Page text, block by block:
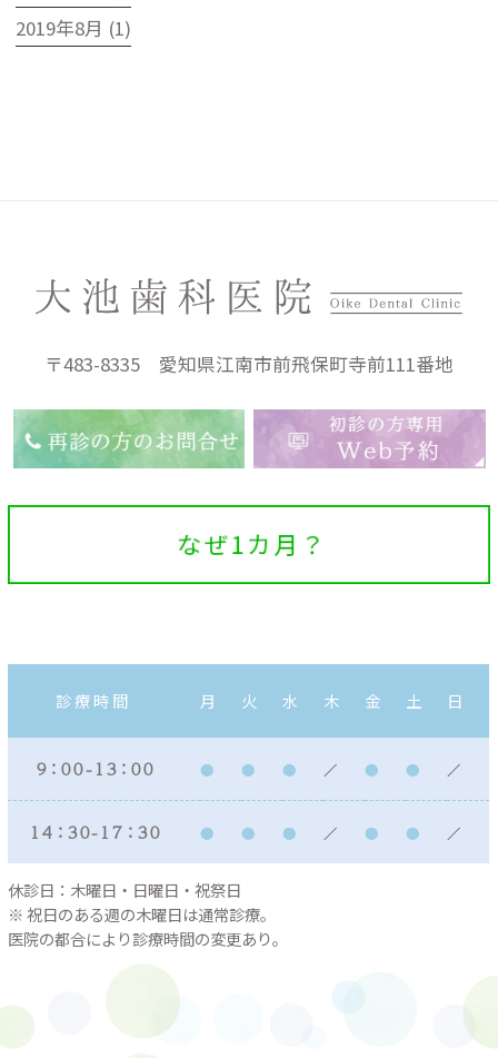
2019年8月 (1)
〒483-8335 愛知県江南市前飛保町寺前111番地
診療時間 月 火 水 木 金 土 日
９：００ - １３：００
１４：３０ - １７：３０
休診日：木曜日・日曜日・祝祭日
※ 祝日のある週の木曜日は通常診療。
医院の都合により診療時間の変更あり。